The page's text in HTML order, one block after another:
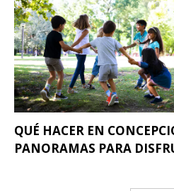
QUÉ HACER EN
PANORAMAS PARA